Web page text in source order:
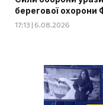
берегової
17:13 | 6.08.2026